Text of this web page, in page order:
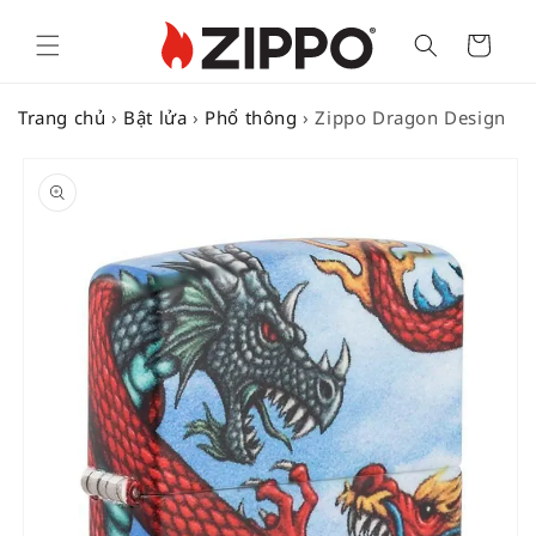
Cart
Trang chủ › Bật lửa › Phổ thông ›Zippo Dragon Design
PRODUCT
INFORMATION